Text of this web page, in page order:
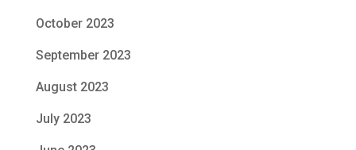
October 2023
September 2023
August 2023
July 2023